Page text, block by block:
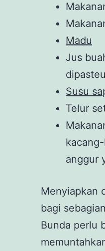
Madu
Jus
Susu
Telur
anggur
Menyiapkan
bagi
Bunda perlu